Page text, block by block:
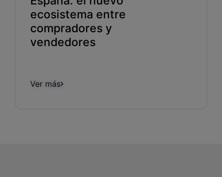
ecosistema entre
compradores y
vendedores
Ver más